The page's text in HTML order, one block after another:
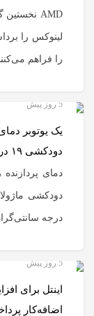
را فراهم
5 روز پیش
دودکشی ۱۹ درجه پایین آورد
درجه
5 روز پیش
اینتل برای
اضافه‌کار